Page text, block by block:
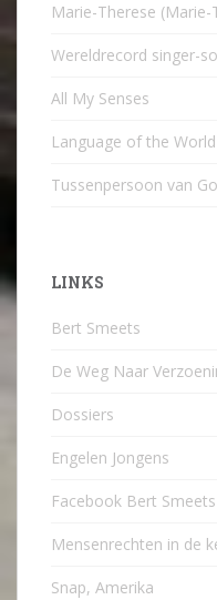
Marie-Therese (Marie-
Wereldrecord singer-
All My Senses
Language of the
Tussenpersoon van
LINKS
Bert Smeets
De Weg Naar
Dossiers
Engelen Jongens
Facebook Bert Smeets
Mensenrechten in de
Snap, Amerika